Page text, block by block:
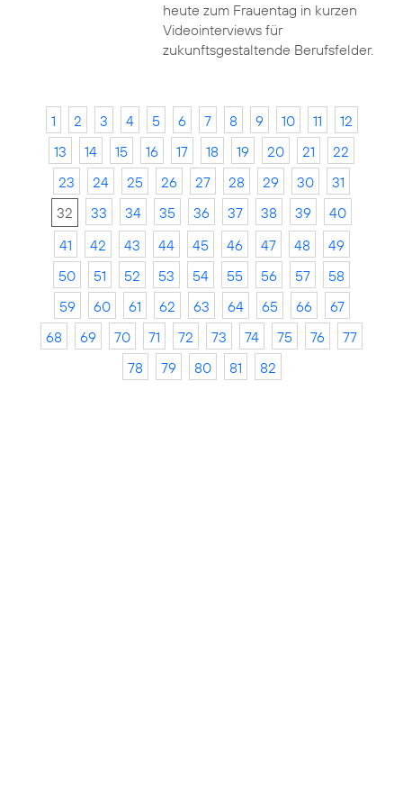
heute zum Frauentag in kurzen
Videointerviews für
zukunftsgestaltende Berufsfelder.
1 2 3 4 5 6 7 8 9 10 11
12
13
14 15 16 17 18 19 20 21
22
23
24 25 26 27 28 29 30
31
32
33 34 35 36 37 38 39
40
41
42 43 44 45 46 47 48
49
50
51 52 53 54 55 56 57
58
59
60 61 62 63 64 65 66
67
68
69 70 71 72 73 74 75 76
77
78
79 80 81 82